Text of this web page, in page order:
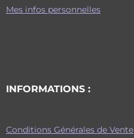
Mes infos personnelles
INFORMATIONS :
Conditions Générales de Vente